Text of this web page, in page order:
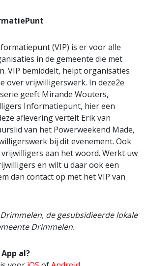
(VIP) is er voor alle
in de gemeente die met
VIP bemiddelt, helpt organisaties
over vrijwilligerswerk. In deze2e
geeft Mirande Wouters,
Informatiepunt, hier een
aflevering vertelt Erik van
van het Powerweekend Made,
bij dit evenement. Ook
aan het woord. Werkt uw
en wilt u daar ook een
dan contact op met het VIP van
de gesubsidieerde lokale
Drimmelen.
al?